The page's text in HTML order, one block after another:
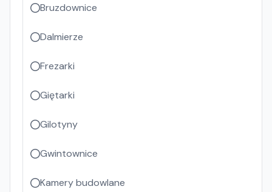
Bruzdownice
Dalmierze
Frezarki
Giętarki
Gilotyny
Gwintownice
Kamery budowlane